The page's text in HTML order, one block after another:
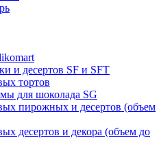
и десертов SF и SFT
тортов
для шоколада SG
пирожных и десертов (объем
десертов и декора (объем до